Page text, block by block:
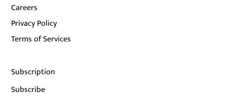
Careers
Privacy Policy
Terms of Services
Subscription
Subscribe